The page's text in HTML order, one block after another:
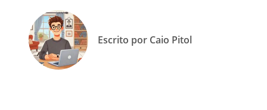
Escrito por Caio Pitol